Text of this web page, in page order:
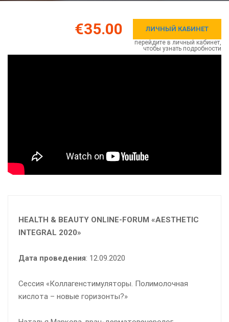
€35.00 ЛИЧНЫЙ КАБИНЕТ
перейдите в личный кабинет,
чтобы узнать подробности
HEALTH & BEAUTY ONLINE-FORUM «AESTHETIC
INTEGRAL 2020»
Дата проведения: 12.09.2020
Сессия «Коллагенстимуляторы. Полимолочная
кислота – новые горизонты?»